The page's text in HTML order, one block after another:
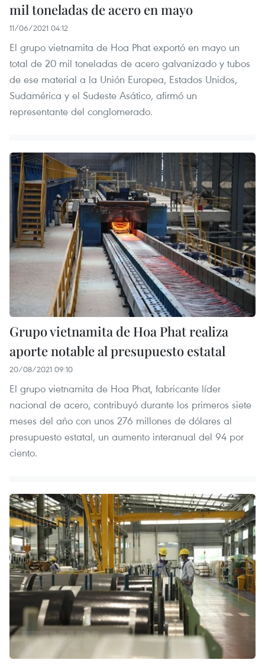
mil toneladas de acero en mayo
11/06/2021 04:12
El grupo vietnamita de Hoa Phat exportó en mayo un
total de 20 mil toneladas de acero galvanizado y tubos
de ese material a la Unión Europea, Estados Unidos,
Sudamérica y el Sudeste Asático, afirmó un
representante del conglomerado.
Grupo vietnamita de Hoa Phat realiza
aporte notable al presupuesto estatal
20/08/2021 09:10
El grupo vietnamita de Hoa Phat, fabricante líder
nacional de acero, contribuyó durante los primeros siete
meses del año con unos 276 millones de dólares al
presupuesto estatal, un aumento interanual del 94 por
ciento.